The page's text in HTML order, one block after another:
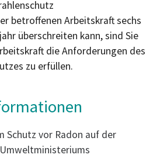
betroffenen Arbeitskraft sechs
überschreiten kann, sind Sie
die Anforderungen des
zu erfüllen.
Schutz vor Radon auf der